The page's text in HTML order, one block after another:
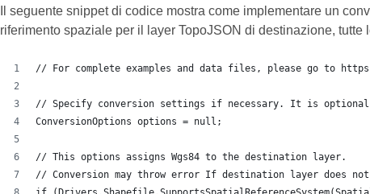
Il seguente snippet di codice mostra come implementare un
riferimento spaziale per il layer TopoJSON di destinazione,
// For complete examples and data files, please go to
// Specify conversion settings if necessary. It is
ConversionOptions options = null;
// This options assigns Wgs84 to the destination layer.
// Conversion may throw error If destination layer does